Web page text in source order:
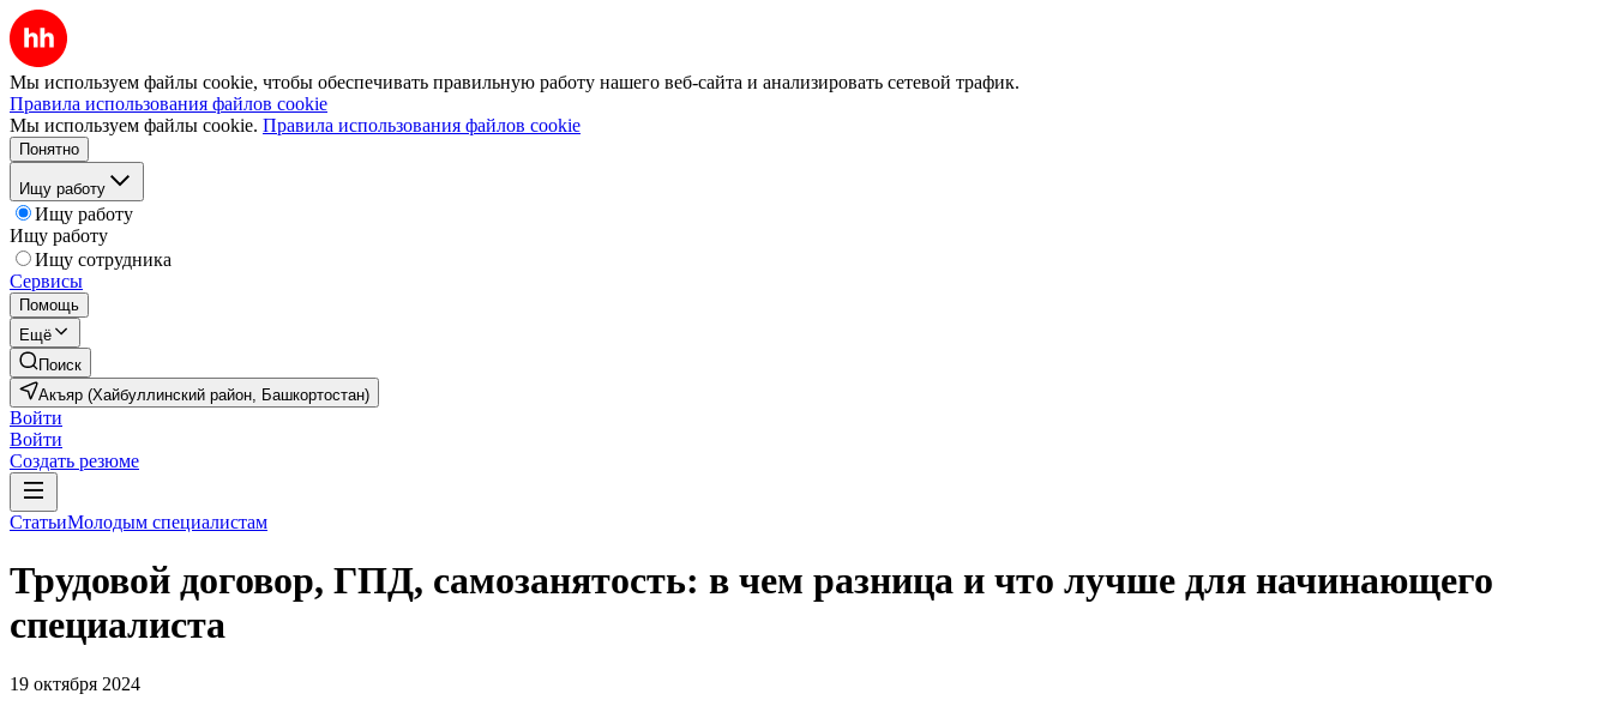
Мы используем файлы cookie, чтобы обеспечивать правильную работу нашего веб-сайта и анализировать сетевой трафик.
Правила использования файлов cookie
Мы используем файлы cookie. Правила использования файлов cookie
Понятно
Ищу работу
Ищу работу
Ищу работу
Ищу сотрудника
Сервисы
Помощь
Ещё
Поиск
Акъяр (Хайбуллинский район, Башкортостан)
Войти
Войти
Создать резюме
СтатьиМолодым специалистам
Трудовой договор, ГПД, самозанятость: в чем разница и что лучше для начинающего
специалиста
19 октября 2024